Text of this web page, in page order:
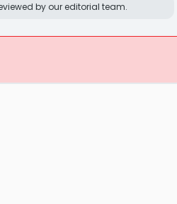
by our editorial team.